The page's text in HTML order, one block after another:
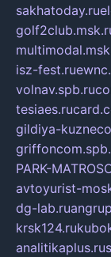
sakhatoday.ru
isz-fest.ru
volnav.spb.ru
tesiaes.ru
gildiya-
PARK-
avtoyurist-
dg-lab.ru
krsk124.ru
analitikaplus.ru